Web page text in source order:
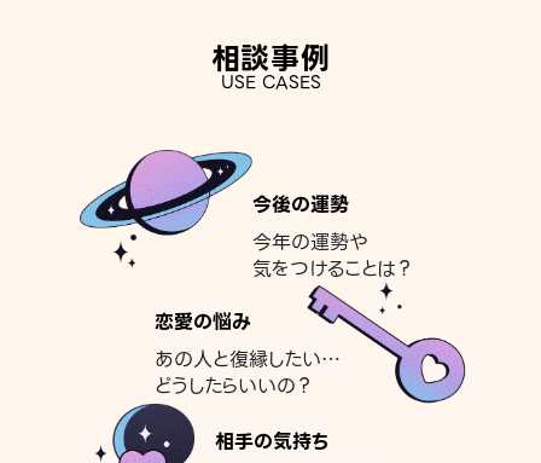
相談事例
USE CASES
今後の運勢
今年の運勢や
気をつけることは？
恋愛の悩み
あの人と復縁したい…
どうしたらいいの？
相手の気持ち